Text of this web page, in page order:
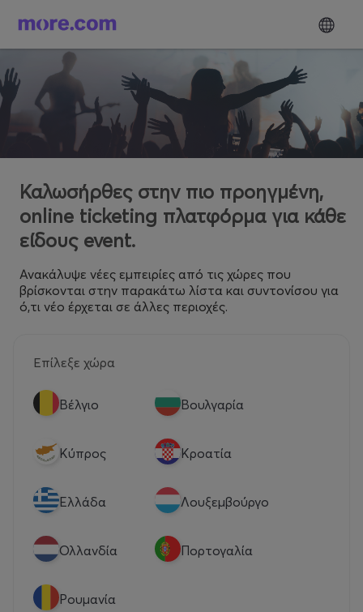
Καλωσήρθες στην πιο προηγμένη,
online ticketing πλατφόρμα για κάθε
είδους event.
Ανακάλυψε νέες εμπειρίες από τις χώρες που
βρίσκονται στην παρακάτω λίστα και συντονίσου για
ό,τι νέο έρχεται σε άλλες περιοχές.
Επίλεξε χώρα
Βέλγιο Βουλγαρία
Κύπρος Κροατία
Eλλάδα Λουξεμβούργο
Ολλανδία Πορτογαλία
Ρουμανία